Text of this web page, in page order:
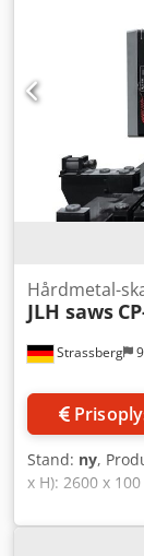
Strassberg
Hårdmetal-
JLH saws
Stand: ny,
x H): 2600 x
stykke: 1100 x
automatisk
ved